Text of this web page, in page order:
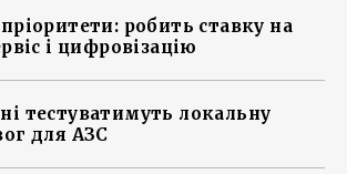
робить ставку на
і цифровізацію
тестуватимуть локальну
для АЗС